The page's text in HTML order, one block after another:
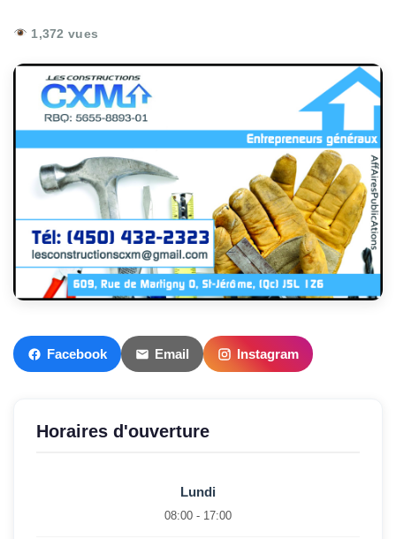
1,372 vues
Facebook Email Instagram
Horaires d'ouverture
Lundi
08:00 - 17:00